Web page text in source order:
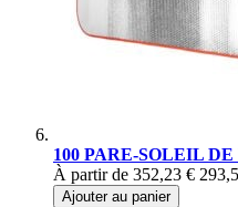
100 PARE-SOLEIL
À partir de 352,23 €
Ajouter au panier